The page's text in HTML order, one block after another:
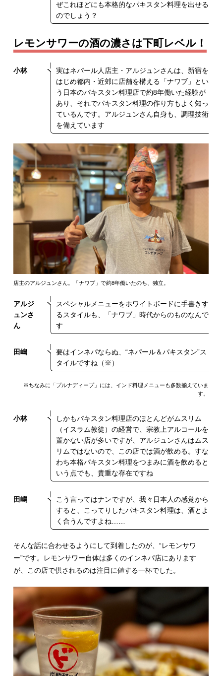
ぜこれほどにも本格的なパキスタン料理を出せる
のでしょう？
レモンサワーの酒の濃さは下町レベル！
小林
実はネパール人店主・アルジュンさんは、新宿を
はじめ都内・近郊に店舗を構える「ナワブ」とい
う日本のパキスタン料理店で約8年働いた経験が
あり、それでパキスタン料理の作り方もよく知っ
ているんです。アルジュンさん自身も、調理技術
を備えています
店主のアルジュンさん。「ナワブ」で約8年働いたのち、独立。
アルジ
ュンさ
ん
スペシャルメニューをホワイトボードに手書きす
るスタイルも、「ナワブ」時代からのものなんで
す
田嶋
要はインネパならぬ、“ネパール＆パキスタン”ス
タイルですね（※）
※ちなみに「プルナディープ」には、インド料理メニューも多数揃えていま
す。
小林
しかもパキスタン料理店のほとんどがムスリム
（イスラム教徒）の経営で、宗教上アルコールを
置かない店が多いですが、アルジュンさんはムス
リムではないので、この店では酒が飲める。すな
わち本格パキスタン料理をつまみに酒を飲めると
いう点でも、貴重な存在ですね
田嶋
こう言ってはナンですが、我々日本人の感覚から
すると、こってりしたパキスタン料理は、酒とよ
く合うんですよね……
そんな話に合わせるようにして到着したのが、“レモンサワ
ー”です。レモンサワー自体は多くのインネパ店にあります
が、この店で供されるのは注目に値する一杯でした。